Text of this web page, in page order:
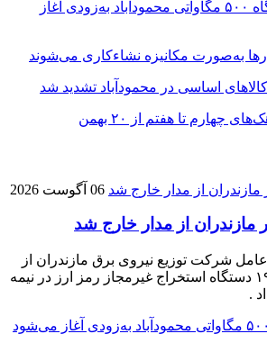
فاز نخست نیروگاه ۵۰۰ مگاواتی محمودآباد به‌زودی آغاز
اساسی در محمودآباد تشدید شد
چهارم تا هفتم از ۲۰ بهمن
06 آگوست 2026
شرکت توزیع نیروی برق مازندران از
شناسایی و جمع‌آوری ۱۹ دستگاه استخراج غیرمجاز رمز ارز در نیمه
.